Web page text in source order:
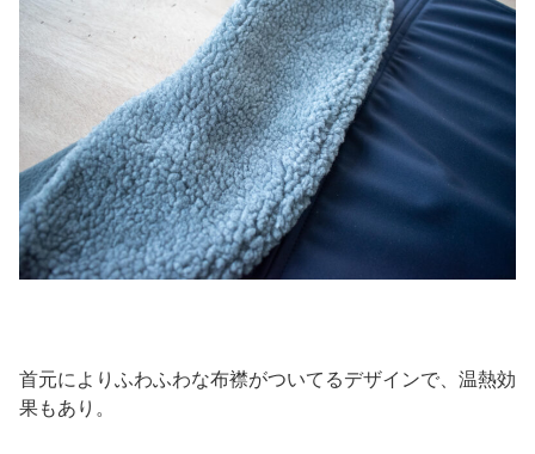
首元によりふわふわな布襟がついてるデザインで、温熱効
果もあり。